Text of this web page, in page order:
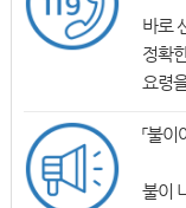
바로
정확
요령
「불
불이